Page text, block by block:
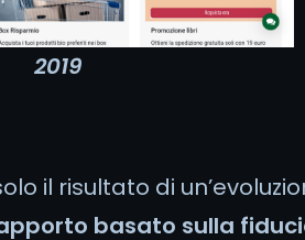
2019
il risultato di
basato sulla